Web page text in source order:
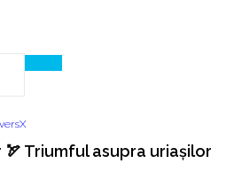
Triumful asupra uriașilor